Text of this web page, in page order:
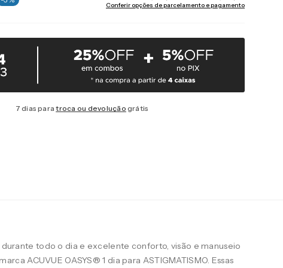
Conferir opções de parcelamento e pagamento
7 dias paratroca ou devolução grátis
todo o dia e excelente conforto, visão e manuseio
ACUVUE OASYS® 1 dia para ASTIGMATISMO. Essas